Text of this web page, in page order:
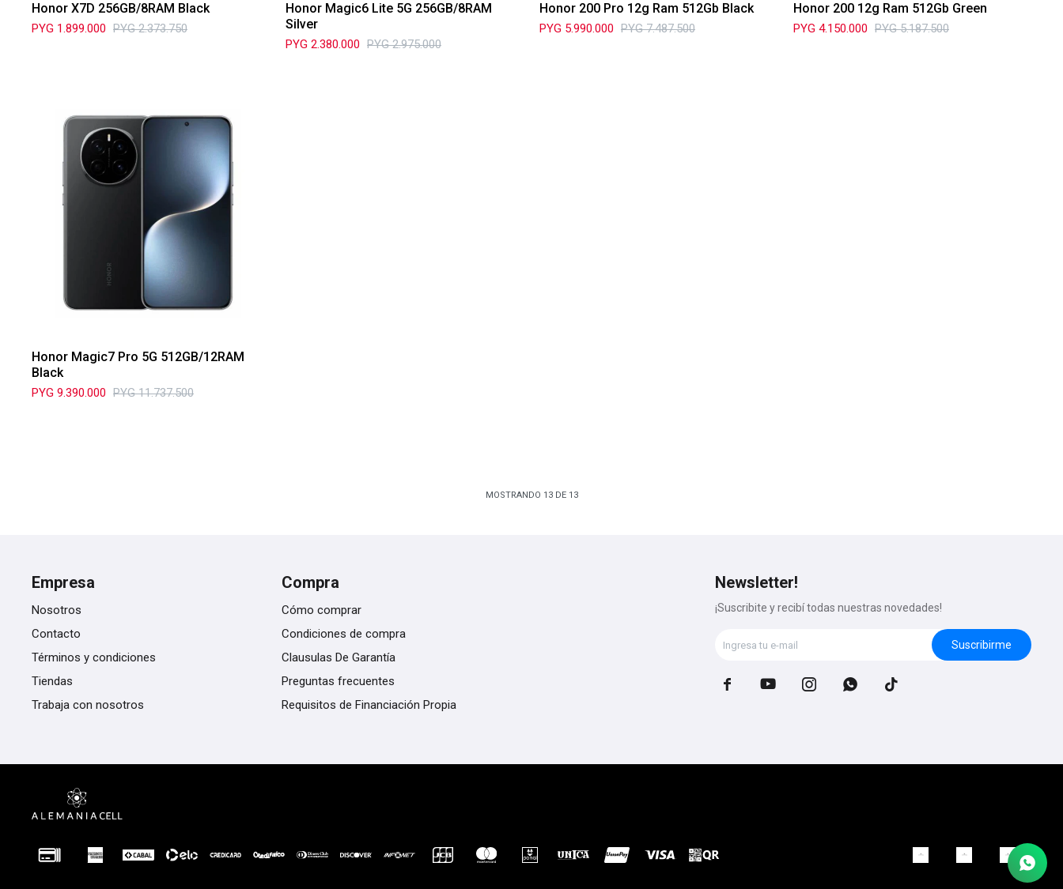
Honor X7D 256GB/8RAM Black
PYG 1.899.000 PYG 2.373.750
Honor Magic6 Lite 5G 256GB/8RAM
Silver
PYG 2.380.000 PYG 2.975.000
Honor 200 Pro 12g Ram 512Gb Black
PYG 5.990.000 PYG 7.487.500
Honor 200 12g Ram 512Gb Green
PYG 4.150.000 PYG 5.187.500
Honor Magic7 Pro 5G 512GB/12RAM
Black
PYG 9.390.000 PYG 11.737.500
MOSTRANDO 13DE 13
Empresa
Nosotros
Contacto
Términos y condiciones
Tiendas
Trabaja con nosotros
Compra
Cómo comprar
Condiciones de compra
Clausulas De Garantía
Preguntas frecuentes
Requisitos de Financiación Propia
Newsletter!
¡Suscribite y recibí todas nuestras novedades!
Suscribirme
    